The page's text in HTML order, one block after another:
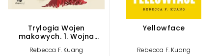
Trylogia Wojen
makowych. 1. Wojna
Rebecca F. Kuang
Yellowface
Rebecca F. Kuang